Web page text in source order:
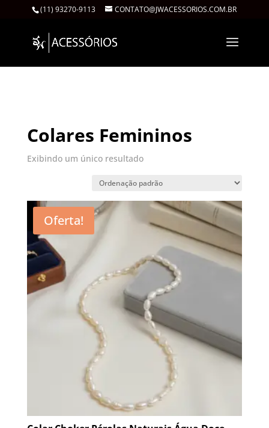
(11) 93270-9113 CONTATO@JWACESSORIOS.COM.BR
Colares Femininos
Exibindo um único resultado
Oferta!